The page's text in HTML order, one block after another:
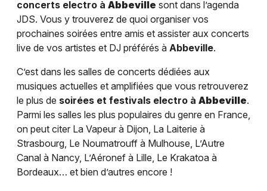
concerts electro à Abbeville sont dans l’agenda
JDS. Vous y trouverez de quoi organiser vos
prochaines soirées entre amis et assister aux concerts
live de vos artistes et DJ préférés à Abbeville.
C’est dans les salles de concerts dédiées aux
musiques actuelles et amplifiées que vous retrouverez
le plus de soirées et festivals electro à Abbeville.
Parmi les salles les plus populaires du genre en France,
on peut citer La Vapeur à Dijon, La Laiterie à
Strasbourg, Le Noumatrouff à Mulhouse, L’Autre
Canal à Nancy, L’Aéronef à Lille, Le Krakatoa à
Bordeaux… et bien d’autres encore !